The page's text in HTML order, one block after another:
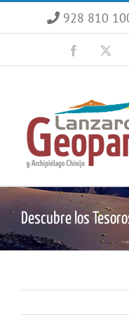
928 810
Facebook
Descubre los